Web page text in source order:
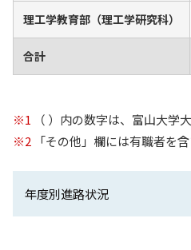
理工学教育部（理工学研究科）
合計
※1 （ ）内の数字は、富山大学
※2 「その他」欄には有職者を含
年度別進路状況